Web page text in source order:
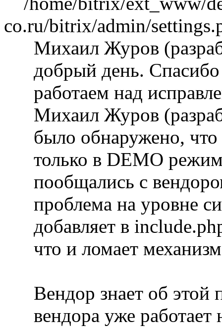
co.ru/bitrix/admin/
Михаил Журов
добрый день.
работаем над
Михаил Журов
было обнаружено, что
только в DEMO
пообщались с
проблема на уровне
добавляет в
что и ломает
Вендор знает об этой
вендора уже работает